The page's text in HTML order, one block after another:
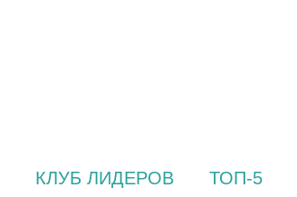
КЛУБ ЛИДЕРОВ ТОП-5